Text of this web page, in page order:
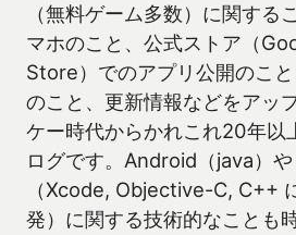
（無料ゲーム多数）に関する
マホのこと、公式ストア（
Store）でのアプリ公開のこ
のこと、更新情報などをアッ
ケー時代からかれこれ20年以
ログです。Android（java）
（Xcode, Objective-C, C++
発）に関する技術的なことも